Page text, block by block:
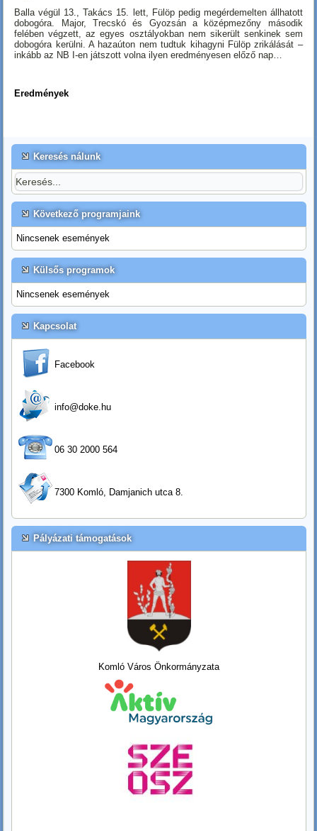
Balla végül 13., Takács 15. lett, Fülöp pedig megérdemelten állhatott
dobogóra. Major, Trecskó és Gyozsán a középmezőny második
felében végzett, az egyes osztályokban nem sikerült senkinek sem
dobogóra kerülni. A hazaúton nem tudtuk kihagyni Fülöp zrikálását –
inkább az NB I-en játszott volna ilyen eredményesen előző nap…
Eredmények
Keresés nálunk
Következő programjaink
Nincsenek események
Külsős programok
Nincsenek események
Kapcsolat
Facebook
info@doke.hu
06 30 2000 564
7300 Komló, Damjanich utca 8.
Pályázati támogatások
Komló Város Önkormányzata